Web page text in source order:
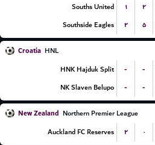
Souths United
۱ ۲
Southside Eagles
۲ ۵
Croatia HNL
HNK Hajduk Split
- -
NK Slaven Belupo
- -
New Zealand Northern Premier League
Auckland FC Reserves
۲ ۰